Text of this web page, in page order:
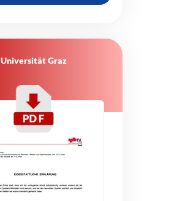
Universität Graz